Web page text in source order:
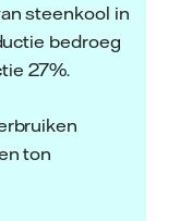
steenkool in
bedroeg
27%.
ton